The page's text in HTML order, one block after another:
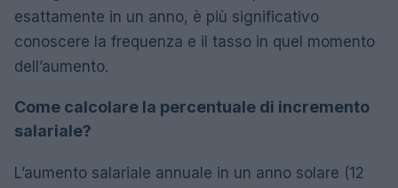
esattamente in un anno, è più significativo
conoscere la frequenza e il tasso in quel momento
dell’aumento.
Come calcolare la percentuale di incremento
salariale?
L’aumento salariale annuale in un anno solare (12